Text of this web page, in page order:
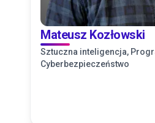
POMOC
Mateusz Kozłowski
Sztuczna inteligencja,
Cyberbezpieczeństwo